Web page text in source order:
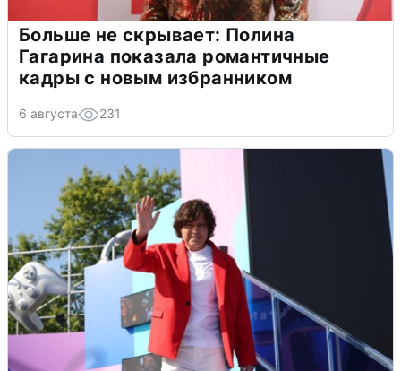
Больше не скрывает: Полина
Гагарина показала романтичные
кадры с новым избранником
6 августа 231